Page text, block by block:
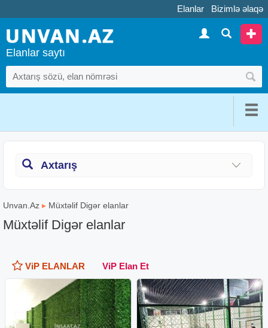
Elanlar Bizimlə əlaqə
Elanlar saytı
Axtarış
Unvan.Az ▸ Müxtəlif Digər elanlar
Müxtəlif Digər elanlar
ViP ELANLAR ViP Elan Et